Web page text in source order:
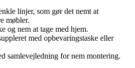
linjer, som gør det nemt at
møbler.
og nem at tage med hjem.
med opbevaringstaske eller
samlevejledning for nem montering.